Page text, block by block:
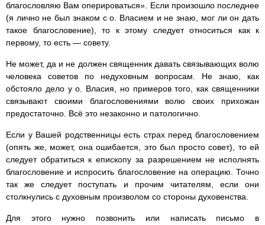
благословляю Вам оперироваться». Если произошло последнее
(я лично не был знаком с о. Власием и не знаю, мог ли он дать
такое благословение), то к этому следует относиться как к
первому, то есть — совету.
Не может, да и не должен священник давать связывающих волю
человека советов по недуховным вопросам. Не знаю, как
обстояло дело у о. Власия, но примеров того, как священники
связывают своими благословениями волю своих прихожан
предостаточно. Всё это незаконно и патологично.
Если у Вашей родственницы есть страх перед благословением
(опять же, может, она ошибается, это был просто совет), то ей
следует обратиться к епископу за разрешением не исполнять
благословение и испросить благословение на операцию. Точно
так же следует поступать и прочим читателям, если они
столкнулись с духовным произволом со стороны духовенства.
Для этого нужно позвонить или написать письмо в